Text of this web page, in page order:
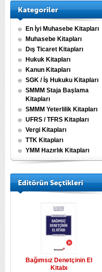
Kategoriler
En İyi Muhasebe Kitapları
Muhasebe Kitapları
Dış Ticaret Kitapları
Hukuk Kitapları
Kanun Kitapları
SGK / İş Hukuku Kitapları
SMMM Staja Başlama
Kitapları
SMMM Yeterlilik Kitapları
UFRS / TFRS Kitapları
Vergi Kitapları
TTK Kitapları
YMM Hazırlık Kitapları
Editörün Seçtikleri
Bağımsız Denetçinin El
Kitabı